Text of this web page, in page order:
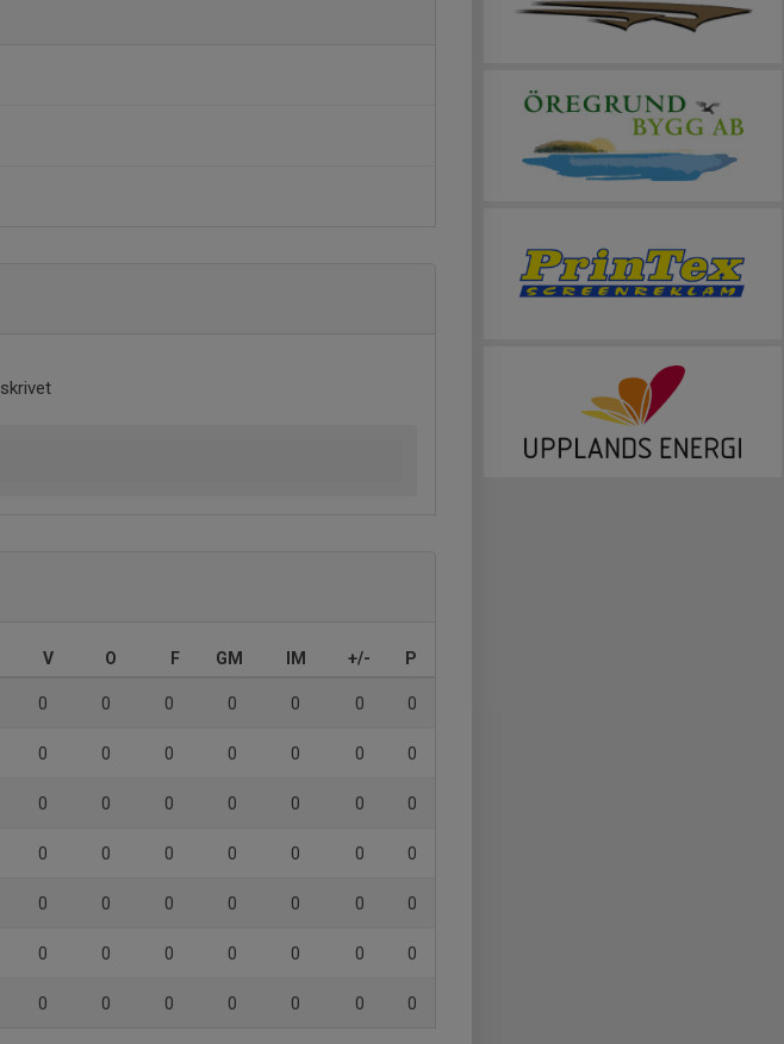
V O F GM IM +/- P
0 0 0 0 0 0 0
0 0 0 0 0 0 0
0 0 0 0 0 0 0
0 0 0 0 0 0 0
0 0 0 0 0 0 0
0 0 0 0 0 0 0
0 0 0 0 0 0 0